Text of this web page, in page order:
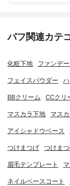
パフ関連カテ
化粧下地 ファンデ
フェイスパウダー
BBクリーム CCクリ
マスカラ下地 マス
アイシャドウベース
つけまつげ つけま
眉毛テンプレート
ネイルベースコート